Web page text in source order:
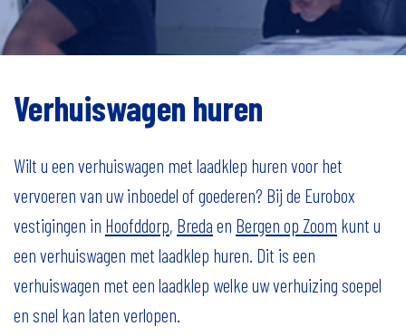
Verhuiswagen huren
Wilt u een verhuiswagen met laadklep huren voor het
vervoeren van uw inboedel of goederen? Bij de Eurobox
vestigingen in Hoofddorp, Breda en Bergen op Zoom kunt u
een verhuiswagen met laadklep huren. Dit is een
verhuiswagen met een laadklep welke uw verhuizing soepel
en snel kan laten verlopen.